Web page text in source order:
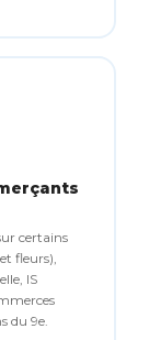
certains
fleurs),
IS
du 9e.